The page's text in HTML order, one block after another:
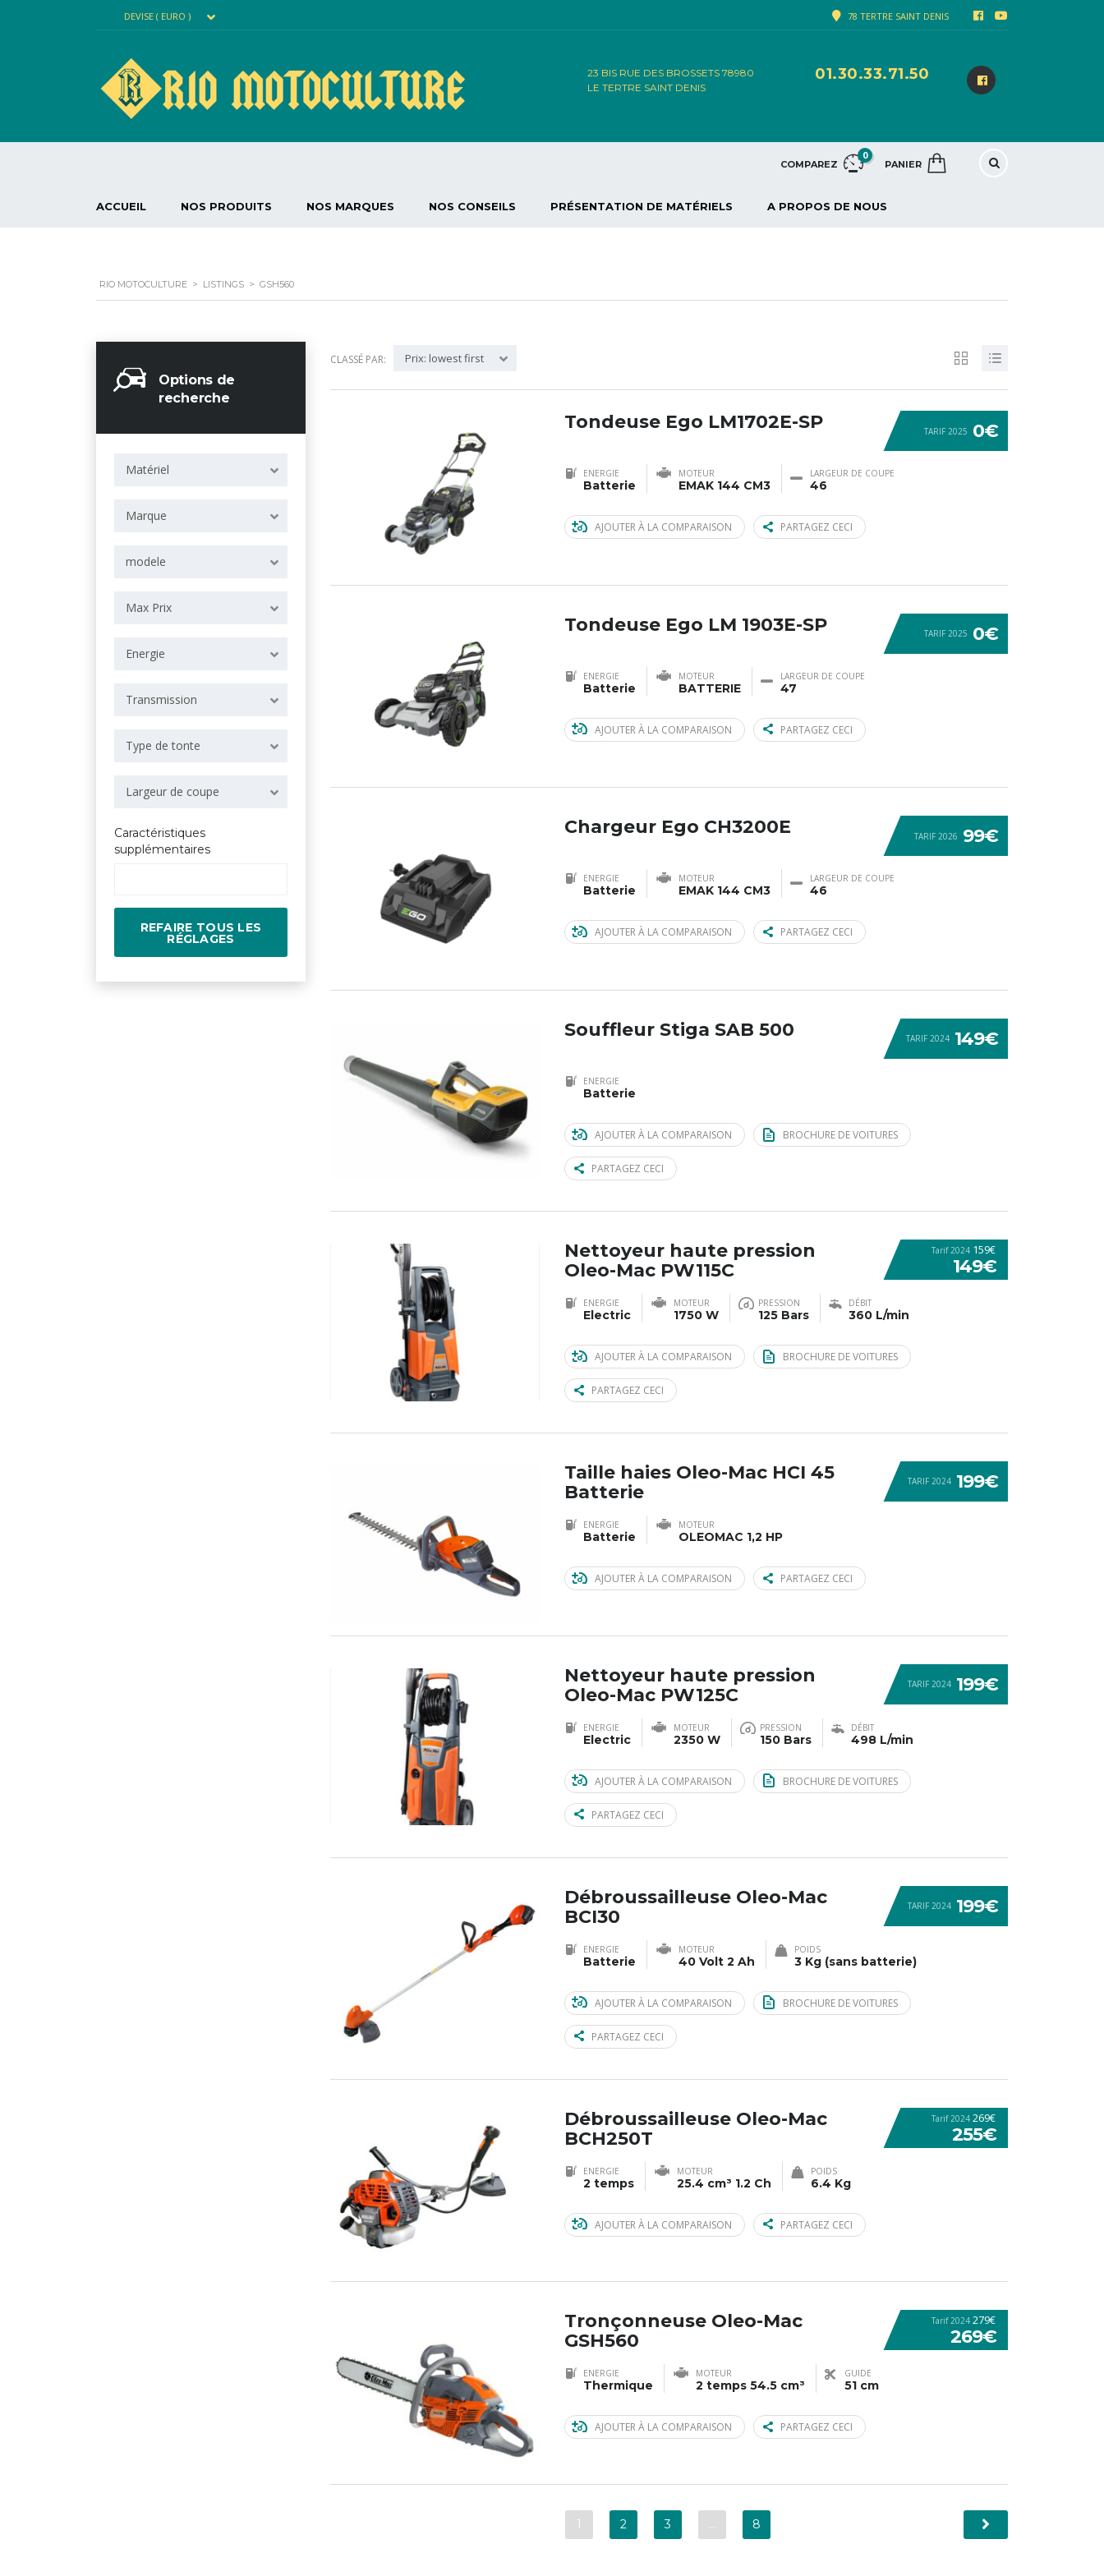
DEVISE ( EURO ) 78 TERTRE SAINT DENIS
01.30.33.71.50
23 BIS RUE DES BROSSETS 78980
LE TERTRE SAINT DENIS
COMPAREZ
0
PANIER
ACCUEIL NOS PRODUITS NOS MARQUES NOS CONSEILS PRÉSENTATION DE MATÉRIELS A PROPOS DE NOUS
RIO MOTOCULTURE > LISTINGS > GSH560
Options de
recherche
Matériel
Marque
modele
Max Prix
Energie
Transmission
Type de tonte
Largeur de coupe
Caractéristiques
supplémentaires
REFAIRE TOUS LES
RÉGLAGES
CLASSÉ PAR: Prix: lowest first
TARIF 2025 0€
Tondeuse Ego LM1702E-SP
ENERGIE
Batterie
MOTEUR
EMAK 144 CM3
LARGEUR DE COUPE
46
AJOUTER À LA COMPARAISON PARTAGEZ CECI
TARIF 2025 0€
Tondeuse Ego LM 1903E-SP
ENERGIE
Batterie
MOTEUR
BATTERIE
LARGEUR DE COUPE
47
AJOUTER À LA COMPARAISON PARTAGEZ CECI
TARIF 2026 99€
Chargeur Ego CH3200E
ENERGIE
Batterie
MOTEUR
EMAK 144 CM3
LARGEUR DE COUPE
46
AJOUTER À LA COMPARAISON PARTAGEZ CECI
TARIF 2024 149€
Souffleur Stiga SAB 500
ENERGIE
Batterie
AJOUTER À LA COMPARAISON BROCHURE DE VOITURES
PARTAGEZ CECI
Tarif 2024 159€
149€
Nettoyeur haute pression
Oleo-Mac PW115C
ENERGIE
Electric
MOTEUR
1750 W
PRESSION
125 Bars
DÉBIT
360 L/min
AJOUTER À LA COMPARAISON BROCHURE DE VOITURES
PARTAGEZ CECI
TARIF 2024 199€
Taille haies Oleo-Mac HCI 45
Batterie
ENERGIE
Batterie
MOTEUR
OLEOMAC 1,2 HP
AJOUTER À LA COMPARAISON PARTAGEZ CECI
TARIF 2024 199€
Nettoyeur haute pression
Oleo-Mac PW125C
ENERGIE
Electric
MOTEUR
2350 W
PRESSION
150 Bars
DÉBIT
498 L/min
AJOUTER À LA COMPARAISON BROCHURE DE VOITURES
PARTAGEZ CECI
TARIF 2024 199€
Débroussailleuse Oleo-Mac
BCI30
ENERGIE
Batterie
MOTEUR
40 Volt 2 Ah
POIDS
3 Kg (sans batterie)
AJOUTER À LA COMPARAISON BROCHURE DE VOITURES
PARTAGEZ CECI
Tarif 2024 269€
255€
Débroussailleuse Oleo-Mac
BCH250T
ENERGIE
2 temps
MOTEUR
25.4 cm³ 1.2 Ch
POIDS
6.4 Kg
AJOUTER À LA COMPARAISON PARTAGEZ CECI
Tarif 2024 279€
269€
Tronçonneuse Oleo-Mac
GSH560
ENERGIE
Thermique
MOTEUR
2 temps 54.5 cm³
GUIDE
51 cm
AJOUTER À LA COMPARAISON PARTAGEZ CECI
1 2 3 … 8